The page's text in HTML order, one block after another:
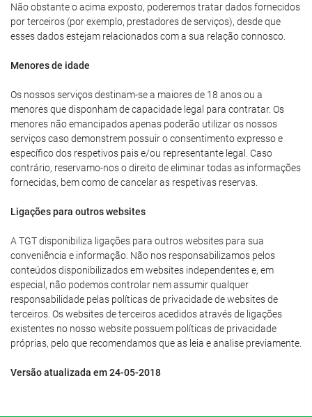
Não obstante o acima exposto, poderemos tratar dados fornecidos
por terceiros (por exemplo, prestadores de serviços), desde que
esses dados estejam relacionados com a sua relação connosco.
Menores de idade
Os nossos serviços destinam-se a maiores de 18 anos ou a
menores que disponham de capacidade legal para contratar. Os
menores não emancipados apenas poderão utilizar os nossos
serviços caso demonstrem possuir o consentimento expresso e
específico dos respetivos pais e/ou representante legal. Caso
contrário, reservamo-nos o direito de eliminar todas as informações
fornecidas, bem como de cancelar as respetivas reservas.
Ligações para outros websites
A TGT disponibiliza ligações para outros websites para sua
conveniência e informação. Não nos responsabilizamos pelos
conteúdos disponibilizados em websites independentes e, em
especial, não podemos controlar nem assumir qualquer
responsabilidade pelas políticas de privacidade de websites de
terceiros. Os websites de terceiros acedidos através de ligações
existentes no nosso website possuem políticas de privacidade
próprias, pelo que recomendamos que as leia e analise previamente.
Versão atualizada em 24-05-2018